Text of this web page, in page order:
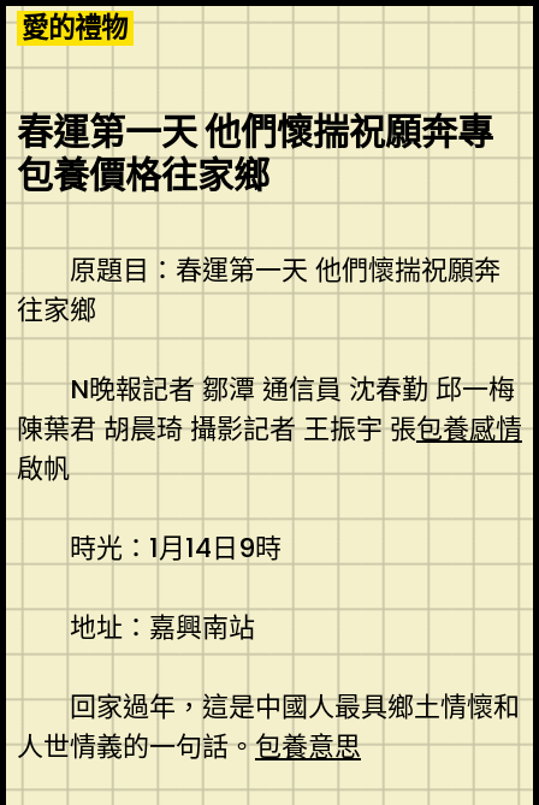
Skip
to
content
愛的禮物
春運第一天 他們懷揣祝願奔專
包養價格往家鄉
原題目：春運第一天 他們懷揣祝願奔
往家鄉
N晚報記者 鄒潭 通信員 沈春勤 邱一梅
陳葉君 胡晨琦 攝影記者 王振宇 張包養感情
啟帆
時光：1月14日9時
地址：嘉興南站
回家過年，這是中國人最具鄉土情懷和
人世情義的一句話。包養意思